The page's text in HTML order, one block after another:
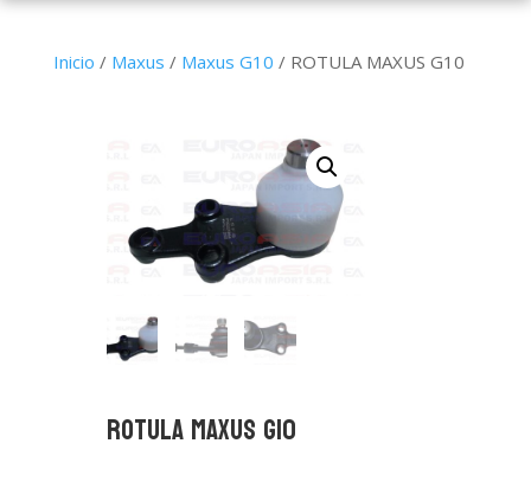
Inicio / Maxus / Maxus G10 / ROTULA MAXUS G10
ROTULA MAXUS G10